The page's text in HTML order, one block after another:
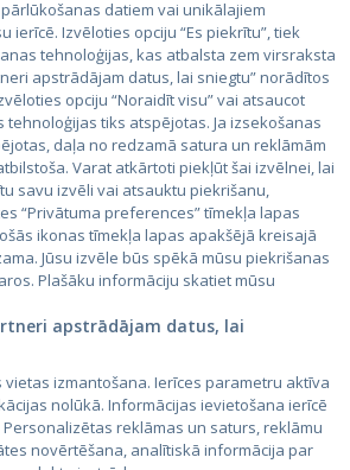
CVbankas.lt
Kainos.lt
Paslaugos.lt
auto24.ee
datiem vai unikālajiem
ierīcē. Izvēloties opciju “Es piekrītu”, tiek
tehnoloģijas, kas atbalsta zem virsraksta
apstrādājam datus, lai sniegtu” norādītos
opciju “Noraidīt visu” vai atsaucot
tehnoloģijas tiks atspējotas. Ja izsekošanas
daļa no redzamā satura un reklāmām
Varat atkārtoti piekļūt šai izvēlnei, lai
savu izvēli vai atsauktu piekrišanu,
“Privātuma preferences” tīmekļa lapas
ikonas tīmekļa lapas apakšējā kreisajā
Jūsu izvēle būs spēkā mūsu piekrišanas
Plašāku informāciju skatiet mūsu
apstrādājam datus, lai
vietas izmantošana. Ierīces parametru aktīva
nolūkā. Informācijas ievietošana ierīcē
reklāmas un saturs, reklāmu
novērtēšana, analītiskā informācija par